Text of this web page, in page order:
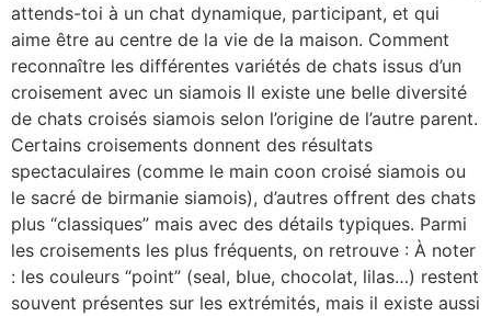
attends-toi à un chat dynamique, participant, et qui
aime être au centre de la vie de la maison. Comment
reconnaître les différentes variétés de chats issus d’un
croisement avec un siamois Il existe une belle diversité
de chats croisés siamois selon l’origine de l’autre parent.
Certains croisements donnent des résultats
spectaculaires (comme le main coon croisé siamois ou
le sacré de birmanie siamois), d’autres offrent des chats
plus “classiques” mais avec des détails typiques. Parmi
les croisements les plus fréquents, on retrouve : À noter
: les couleurs “point” (seal, blue, chocolat, lilas…) restent
souvent présentes sur les extrémités, mais il existe aussi